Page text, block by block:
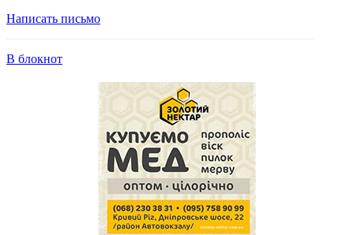
Написать письмо
В блокнот